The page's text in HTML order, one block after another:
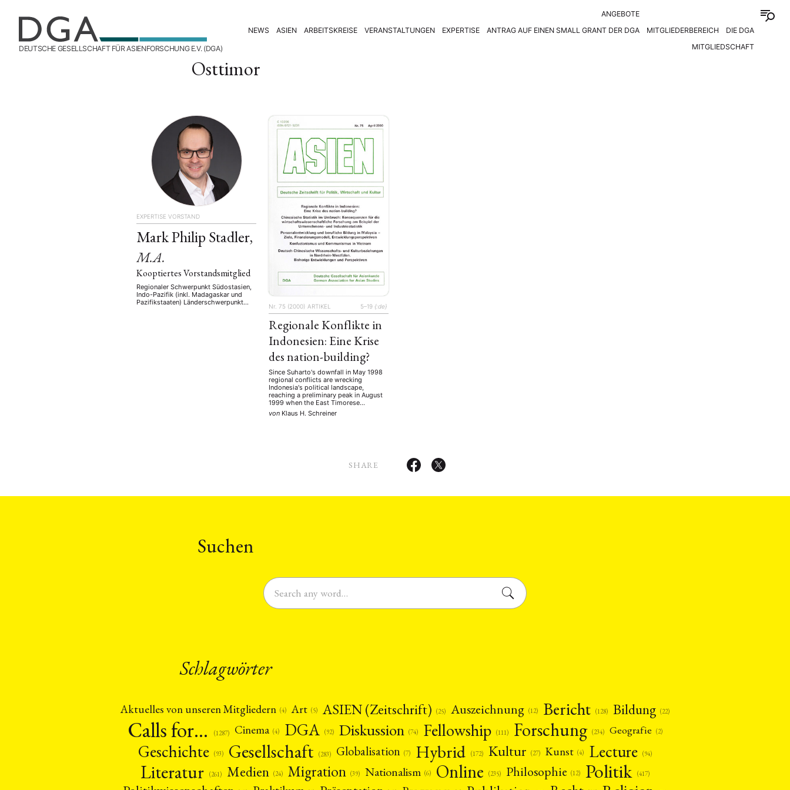
DEUTSCHE GESELLSCHAFT FÜR ASIENFORSCHUNG E.V. (DGA)
NEWS ASIEN ARBEITSKREISE VERANSTALTUNGEN EXPERTISE
ANGEBOTE
ANTRAG AUF EINEN SMALL GRANT DER DGA
MITGLIEDERBEREICH
DIE DGA
MITGLIEDSCHAFT
Osttimor
EXPERTISE VORSTAND
Mark Philip Stadler,
M.A.
Kooptiertes Vorstandsmitglied
Regionaler Schwerpunkt Südostasien,
Indo-Pazifik (inkl. Madagaskar und
Pazifikstaaten) Länderschwerpunkt
Nr. 75 (2000) ARTIKEL 5–19 {:de}
Regionale Konflikte in
Indonesien: Eine Krise
des nation-building?
Since Suharto's downfall in May 1998
regional conflicts are wrecking
Indonesia's political landscape,
reaching a preliminary peak in August
1999 when the East Timorese
constituency voted for independence.
There are several distinct patterns of
von Klaus H. Schreiner
SHARE
Suchen
Schlagwörter
Aktuelles von unseren Mitgliedern (4) Art (5) ASIEN (Zeitschrift) (25) Auszeichnung (12) Bericht (128) Bildung (22)
Calls for… (1287) Cinema (4) DGA (92) Diskussion (74) Fellowship (111) Forschung (234) Geografie (2)
Geschichte (93) Gesellschaft (283) Globalisation (7) Hybrid (172) Kultur (27) Kunst (4) Lecture (94)
Literatur (261) Medien (24) Migration (39) Nationalism (6) Online (235) Philosophie (12) Politik (417)